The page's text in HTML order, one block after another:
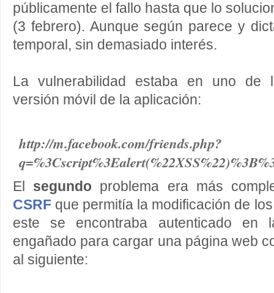
públicamente el fallo hasta que lo
(3 febrero). Aunque según parece y
temporal, sin demasiado interés.
La vulnerabilidad estaba en uno de
versión móvil de la aplicación:
http://m.facebook.com/friends.php?
El segundo problema era más
CSRF que permitía la modificación de
este se encontraba autenticado
engañado para cargar una página web
al siguiente: